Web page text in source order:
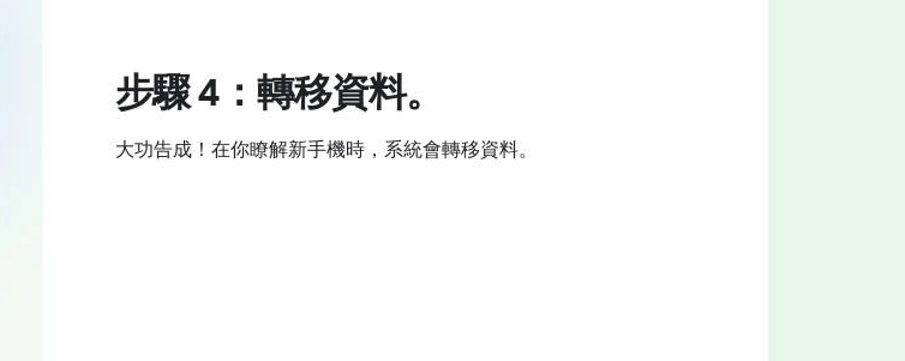
步驟 4：轉移資料。
大功告成！在你瞭解新手機時，系統會轉移資料。